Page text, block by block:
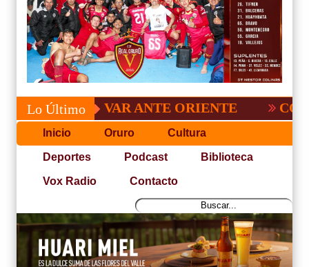
Lo Último
BOLÍVAR ANTE ORIENTE
Inicio Oruro Cultura
Deportes Podcast Biblioteca
Vox Radio Contacto